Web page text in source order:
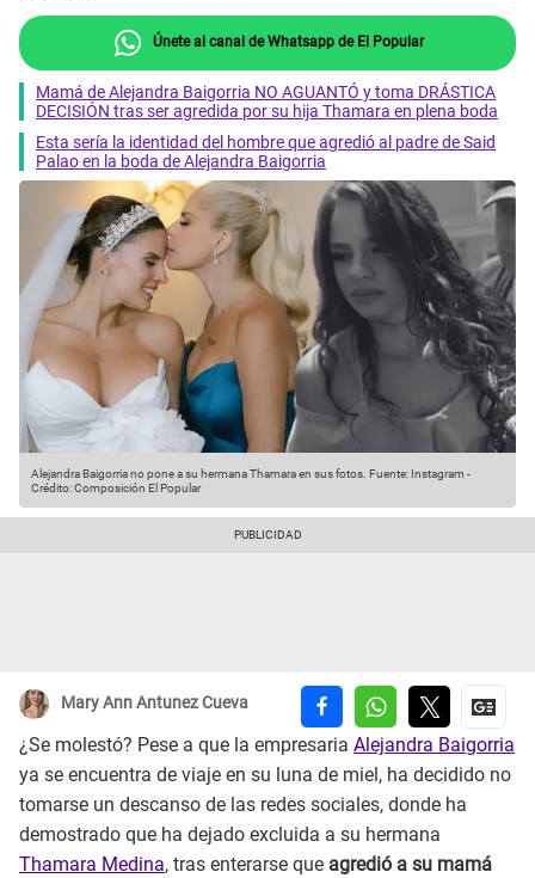
Únete al canal de Whatsapp de El Popular
Mamá de Alejandra Baigorria NO AGUANTÓ y toma DRÁSTICA
DECISIÓN tras ser agredida por su hija Thamara en plena boda
Esta sería la identidad del hombre que agredió al padre de Said
Palao en la boda de Alejandra Baigorria
Alejandra Baigorria no pone a su hermana Thamara en sus fotos. Fuente: Instagram -
Crédito: Composición El Popular
Mary Ann Antunez Cueva
¿Se molestó? Pese a que la empresaria Alejandra Baigorria
ya se encuentra de viaje en su luna de miel, ha decidido no
tomarse un descanso de las redes sociales, donde ha
demostrado que ha dejado excluida a su hermana
Thamara Medina, tras enterarse que agredió a su mamá